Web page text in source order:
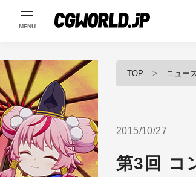
MENU
TOP ニュー
2015/10/27
第3回 コ